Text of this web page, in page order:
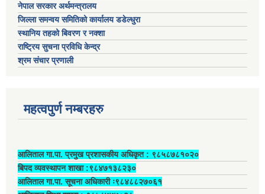
नेपाल सरकार अर्थमन्त्रालय
जिल्ला समन्वय समितिको कार्यालय डडेल्धुरा
स्थानिय तहको बिवरण र नक्शा
राष्ट्रिय सुचना प्रविधि केन्द्र
श्रम संचार प्रणाली
महत्वपुर्ण नम्बरहरु
आलिताल गा.पा. प्रमुख प्रशासकीय अधिकृत ‍: ९८५८७८१०२०
बिपद व्यवस्थापन शाखा :९८४७१३८२३०
आलिताल गा.पा. सूचना अधिकारी ः९८४८८२७०६१